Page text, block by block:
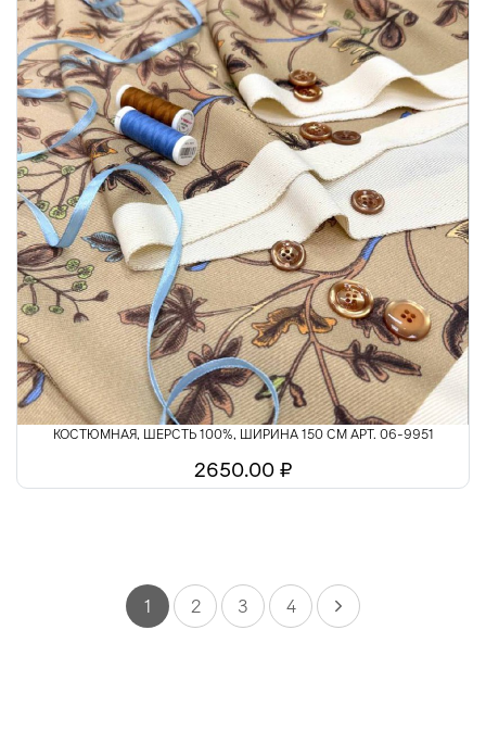
КОСТЮМНАЯ, ШЕРСТЬ 100%, ШИРИНА 150 СМ АРТ. 06-9951
2650.00 ₽
1 2 3 4